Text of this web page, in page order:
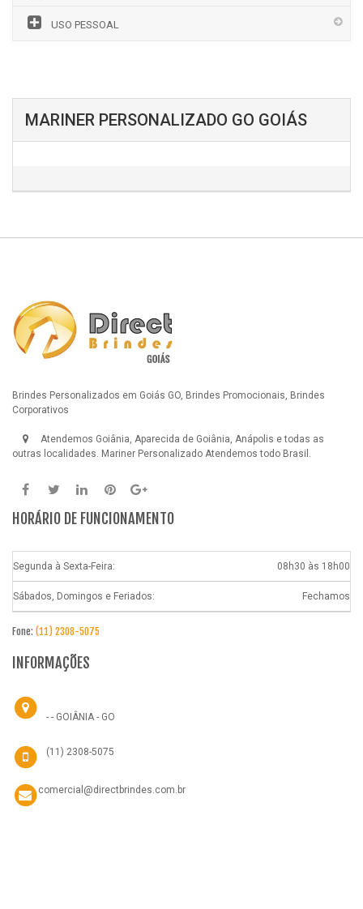
USO PESSOAL
MARINER PERSONALIZADO GO GOIÁS
Brindes Personalizados em Goiás GO, Brindes Promocionais, Brindes
Corporativos
Atendemos Goiânia, Aparecida de Goiânia, Anápolis e todas as
outras localidades. Mariner Personalizado Atendemos todo Brasil.
HORÁRIO DE FUNCIONAMENTO
Segunda à Sexta-Feira: 08h30 às 18h00
Sábados, Domingos e Feriados: Fechamos
Fone: (11) 2308-5075
INFORMAÇÕES
- - GOIÂNIA - GO
(11) 2308-5075
comercial@directbrindes.com.br